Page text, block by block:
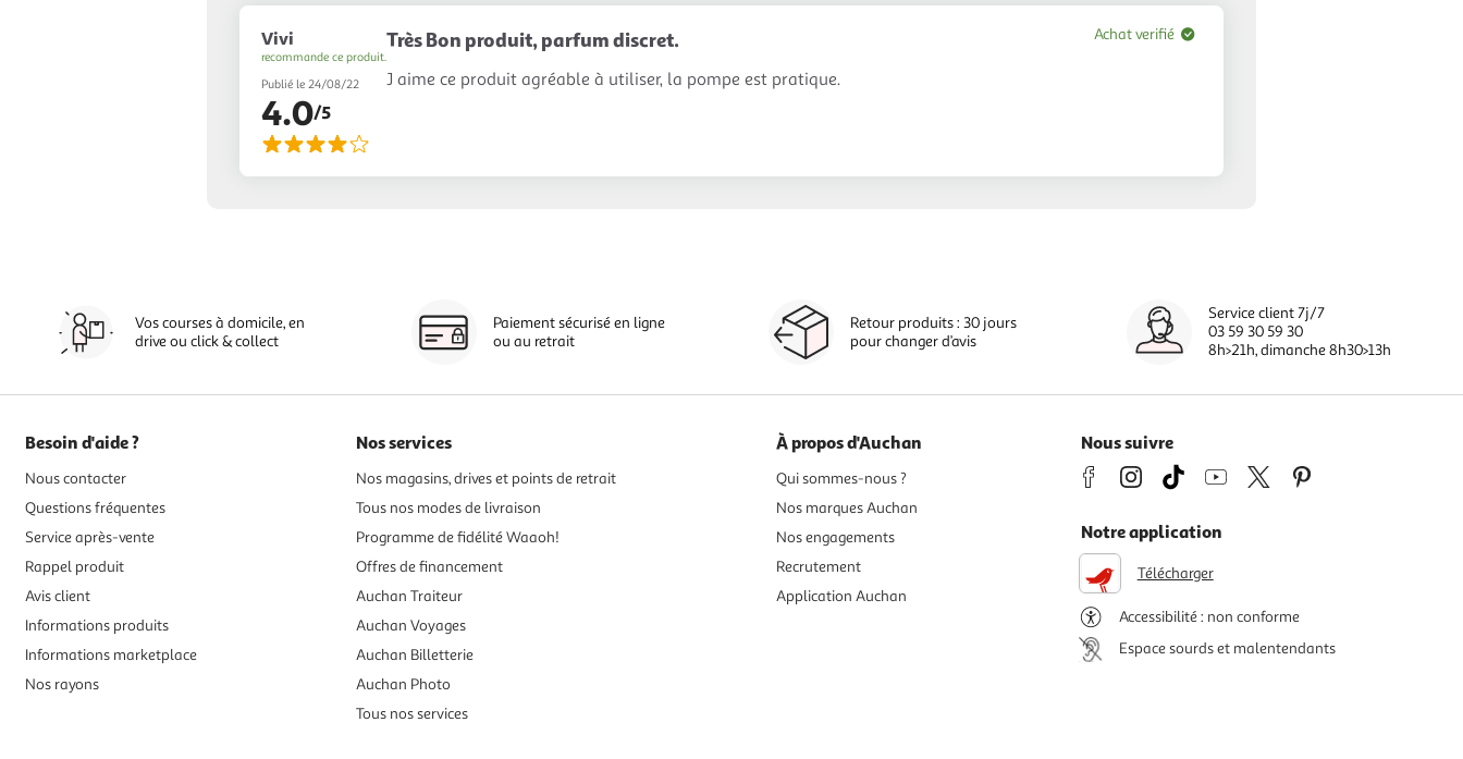
Vivi
recommande ce produit.
Publié le 24/08/22
4.0/5
Très Bon produit, parfum discret.
J aime ce produit agréable à utiliser, la pompe est pratique.
Achat verifié
Vos courses à domicile, en
drive ou click & collect
Paiement sécurisé en ligne
ou au retrait
Retour produits : 30 jours
pour changer d’avis
Service client 7j/7
03 59 30 59 30
8h>21h, dimanche 8h30>13h
Besoin d'aide ?
Nous contacter
Questions fréquentes
Service après-vente
Rappel produit
Avis client
Informations produits
Informations marketplace
Nos rayons
Nos services
Nos magasins, drives et points de retrait
Tous nos modes de livraison
Programme de fidélité Waaoh!
Offres de financement
Auchan Traiteur
Auchan Voyages
Auchan Billetterie
Auchan Photo
Tous nos services
À propos d'Auchan
Qui sommes-nous ?
Nos marques Auchan
Nos engagements
Recrutement
Application Auchan
Nous suivre
Notre application
Télécharger
Accessibilité : non conforme
Espace sourds et malentendants